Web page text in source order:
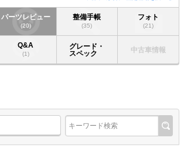
パーツレビュー
(20)
整備手帳
(35)
フォト
(21)
Q&A
(1)
グレード・
スペック
中古車情報